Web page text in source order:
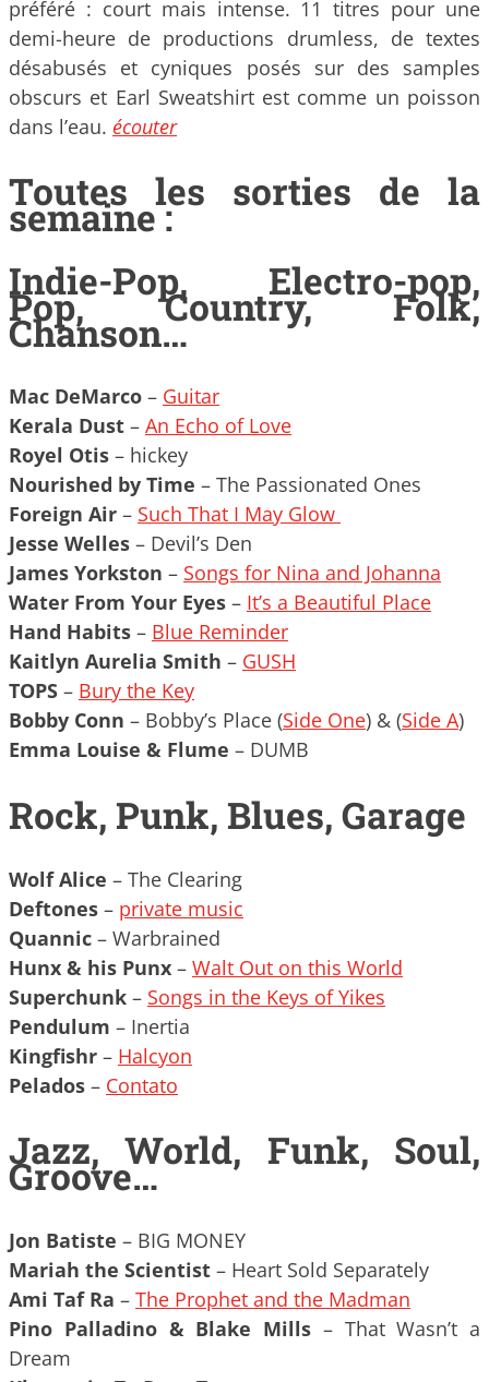
préféré : court mais intense. 11 titres pour une
demi-heure de productions drumless, de textes
désabusés et cyniques posés sur des samples
obscurs et Earl Sweatshirt est comme un poisson
dans l’eau. écouter
Toutes les sorties de la
semaine :
Indie-Pop, Electro-pop,
Pop, Country, Folk,
Chanson…
Mac DeMarco – Guitar
Kerala Dust – An Echo of Love
Royel Otis – hickey
Nourished by Time – The Passionated Ones
Foreign Air – Such That I May Glow
Jesse Welles – Devil’s Den
James Yorkston – Songs for Nina and Johanna
Water From Your Eyes – It’s a Beautiful Place
Hand Habits – Blue Reminder
Kaitlyn Aurelia Smith – GUSH
TOPS – Bury the Key
Bobby Conn – Bobby’s Place (Side One) & (Side A)
Emma Louise & Flume – DUMB
Rock, Punk, Blues, Garage
Wolf Alice – The Clearing
Deftones – private music
Quannic – Warbrained
Hunx & his Punx – Walt Out on this World
Superchunk – Songs in the Keys of Yikes
Pendulum – Inertia
Kingfishr – Halcyon
Pelados – Contato
Jazz, World, Funk, Soul,
Groove…
Jon Batiste – BIG MONEY
Mariah the Scientist – Heart Sold Separately
Ami Taf Ra – The Prophet and the Madman
Pino Palladino & Blake Mills – That Wasn’t a
Dream